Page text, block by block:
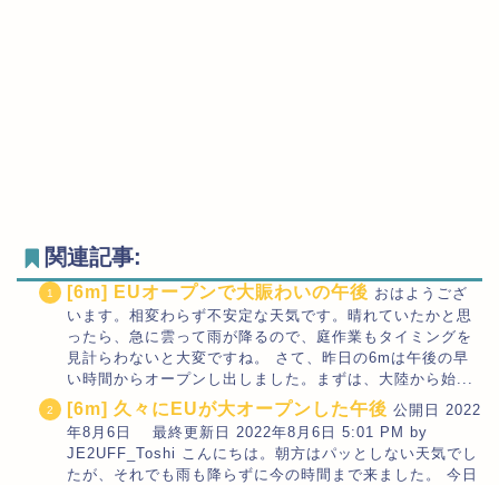
関連記事:
[6m] EUオープンで大賑わいの午後 おはようござ
います。相変わらず不安定な天気です。晴れていたかと思
ったら、急に雲って雨が降るので、庭作業もタイミングを
見計らわないと大変ですね。 さて、昨日の6mは午後の早
い時間からオープンし出しました。まずは、大陸から始...
[6m] 久々にEUが大オープンした午後 公開日 2022
年8月6日 最終更新日 2022年8月6日 5:01 PM by
JE2UFF_Toshi こんにちは。朝方はパッとしない天気でし
たが、それでも雨も降らずに今の時間まで来ました。 今日